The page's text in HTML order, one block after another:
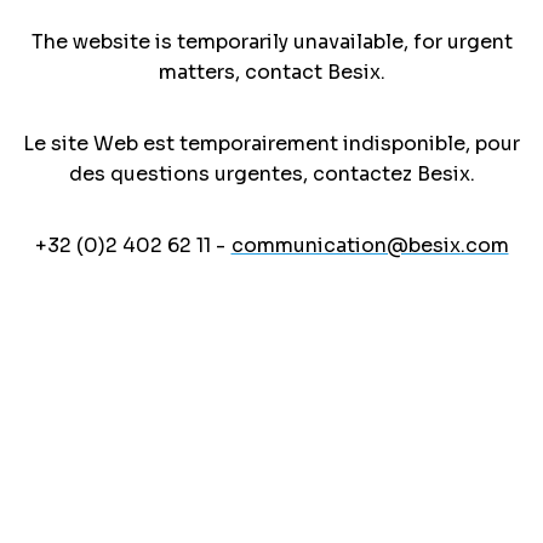
The website is temporarily unavailable, for urgent
matters, contact Besix.
Le site Web est temporairement indisponible, pour
des questions urgentes, contactez Besix.
+32 (0)2 402 62 11 - communication@besix.com